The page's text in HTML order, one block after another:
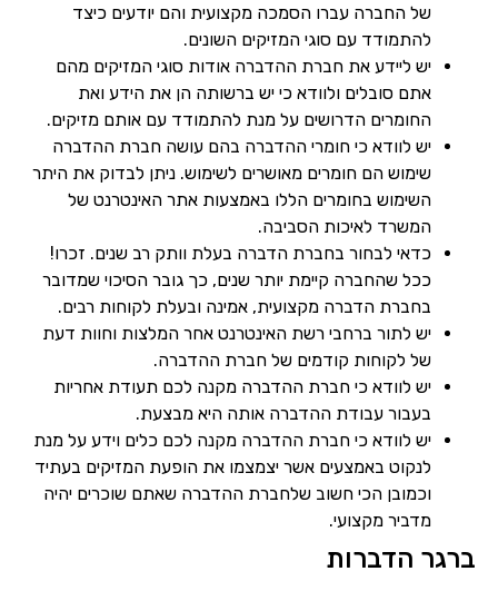
של החברה עברו הסמכה מקצועית והם יודעים כיצד
להתמודד עם סוגי המזיקים השונים.
יש ליידע את חברת ההדברה אודות סוגי המזיקים מהם
אתם סובלים ולוודא כי יש ברשותה הן את הידע ואת
החומרים הדרושים על מנת להתמודד עם אותם מזיקים.
יש לוודא כי חומרי ההדברה בהם עושה חברת ההדברה
שימוש הם חומרים מאושרים לשימוש. ניתן לבדוק את היתר
השימוש בחומרים הללו באמצעות אתר האינטרנט של
המשרד לאיכות הסביבה.
כדאי לבחור בחברת הדברה בעלת וותק רב שנים. זכרו!
ככל שהחברה קיימת יותר שנים, כך גובר הסיכוי שמדובר
בחברת הדברה מקצועית, אמינה ובעלת לקוחות רבים.
יש לתור ברחבי רשת האינטרנט אחר המלצות וחוות דעת
של לקוחות קודמים של חברת ההדברה.
יש לוודא כי חברת ההדברה מקנה לכם תעודת אחריות
בעבור עבודת ההדברה אותה היא מבצעת.
יש לוודא כי חברת ההדברה מקנה לכם כלים וידע על מנת
לנקוט באמצעים אשר יצמצמו את הופעת המזיקים בעתיד
וכמובן הכי חשוב שלחברת ההדברה שאתם שוכרים יהיה
מדביר מקצועי.
ברגר הדברות